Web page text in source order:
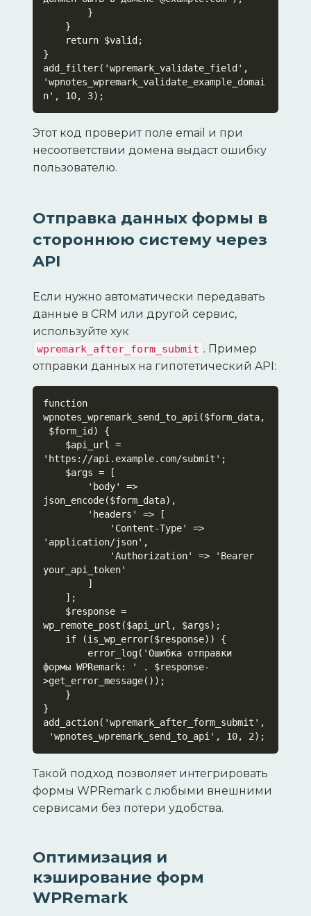
}
add_filter('wpremark_validate_field',
'wpnotes_wpremark_validate_example_domai
n', 10, 3);
Этот код проверит поле email и при
несоответствии домена выдаст ошибку
пользователю.
Отправка данных формы в
стороннюю систему через
API
Если нужно автоматически передавать
данные в CRM или другой сервис,
используйте хук
wpremark_after_form_submit . Пример
отправки данных на гипотетический API:
function
wpnotes_wpremark_send_to_api($form_data,
$form_id) {
'https://api.example.com/submit';
json_encode($form_data),
'application/json',
your_api_token'
wp_remote_post($api_url, $args);
формы WPRemark: ' . $response-
>get_error_message());
}
add_action('wpremark_after_form_submit',
'wpnotes_wpremark_send_to_api', 10, 2);
Такой подход позволяет интегрировать
формы WPRemark с любыми внешними
сервисами без потери удобства.
Оптимизация и
кэширование форм
WPRemark